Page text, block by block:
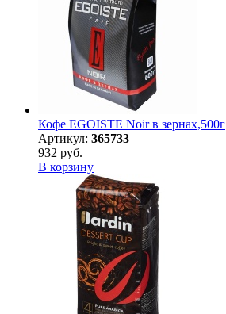
Кофе EGOISTE Noir в зернах,500г
Артикул: 365733
932 руб.
В корзину